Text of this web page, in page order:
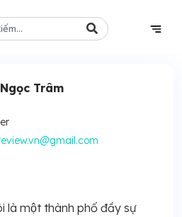
Trâm
là một thành phố đầy sự